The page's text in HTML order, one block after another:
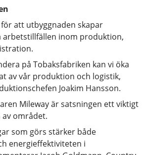
att utbyggnaden skapar
arbetstillfällen inom produktion,
på Tobaksfabriken kan vi öka
av vår produktion och logistik,
Joakim Hansson.
Mileway är satsningen ett viktigt
av området.
som görs stärker både
energieffektiviteten i